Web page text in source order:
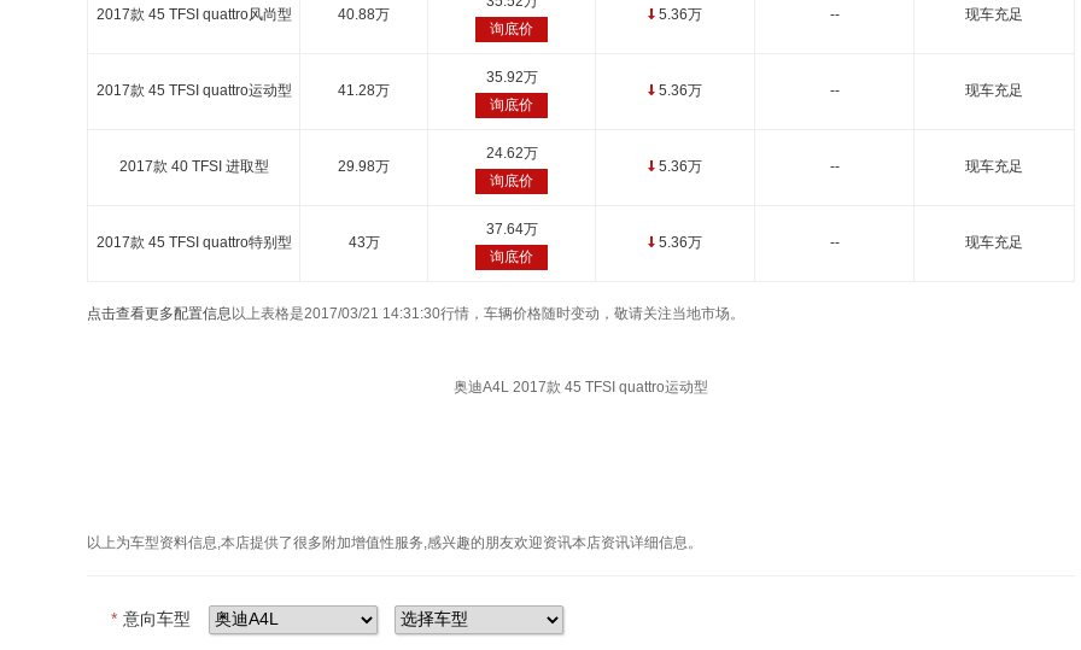
2017款 45 TFSI quattro风尚型 40.88万
询底价
5.36万 -- 现车充足
2017款 45 TFSI quattro运动型 41.28万
35.92万
询底价
5.36万 -- 现车充足
2017款 40 TFSI 进取型 29.98万
24.62万
询底价
5.36万 -- 现车充足
2017款 45 TFSI quattro特别型 43万
37.64万
询底价
5.36万 -- 现车充足
点击查看更多配置信息 以上表格是2017/03/21 14:31:30行情，车辆价格随时变动，敬请关注当地市场。
奥迪A4L 2017款 45 TFSI quattro运动型
以上为车型资料信息,本店提供了很多附加增值性服务,感兴趣的朋友欢迎资讯本店资讯详细信息。
* 意向车型